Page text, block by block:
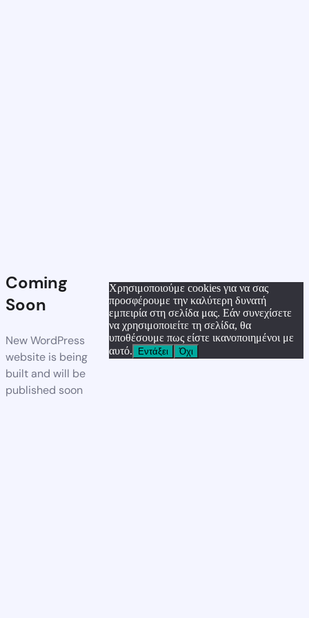
Coming
Soon
New WordPress
website is being
built and will be
published soon
Χρησιμοποιούμε cookies για να σας
προσφέρουμε την καλύτερη δυνατή
εμπειρία στη σελίδα μας. Εάν συνεχίσετε
να χρησιμοποιείτε τη σελίδα, θα
υποθέσουμε πως είστε ικανοποιημένοι με
αυτό.
Εντάξει Όχι